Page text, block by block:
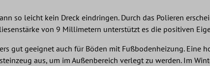
so leicht kein Dreck eindringen. Durch das Polieren
von 9 Millimetern unterstützt es die positiven
gut geeignet auch für Böden mit Fußbodenheizung. Eine
aus, um im Außenbereich verlegt zu werden. Im